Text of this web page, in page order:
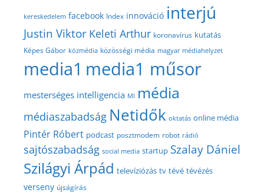
kereskedelem facebook Index innováció interjú
Justin Viktor Keleti Arthur koronavírus kutatás
Képes Gábor közmédia közösségi média magyar médiahelyzet
media1 media1 műsor
mesterséges intelligencia MI média
médiaszabadság Netidők oktatás online média
Pintér Róbert podcast posztmodem robot rádió
sajtószabadság social media startup Szalay Dániel
Szilágyi Árpád televíziózás tv tévé tévézés
verseny újságírás